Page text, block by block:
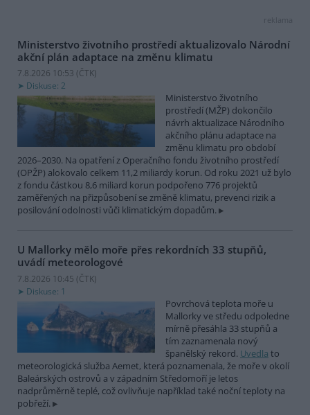
reklama
Ministerstvo životního prostředí aktualizovalo Národní
akční plán adaptace na změnu klimatu
7.8.2026 10:53 (ČTK)
Diskuse: 2
Ministerstvo životního
prostředí (MŽP) dokončilo
návrh aktualizace Národního
akčního plánu adaptace na
změnu klimatu pro období
2026–2030. Na opatření z Operačního fondu životního prostředí
(OPŽP) alokovalo celkem 11,2 miliardy korun. Od roku 2021 už bylo
z fondu částkou 8,6 miliard korun podpořeno 776 projektů
zaměřených na přizpůsobení se změně klimatu, prevenci rizik a
posilování odolnosti vůči klimatickým dopadům.
U Mallorky mělo moře přes rekordních 33 stupňů,
uvádí meteorologové
7.8.2026 10:45 (ČTK)
Diskuse: 1
Povrchová teplota moře u
Mallorky ve středu odpoledne
mírně přesáhla 33 stupňů a
tím zaznamenala nový
španělský rekord. Uvedla to
meteorologická služba Aemet, která poznamenala, že moře v okolí
Baleárských ostrovů a v západním Středomoří je letos
nadprůměrně teplé, což ovlivňuje například také noční teploty na
pobřeží.